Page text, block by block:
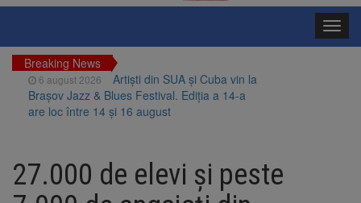
Breaking News
6 august 2026
Artiști din SUA și Cuba vin la
Brașov Jazz & Blues Festival. Ediția a 14-a
are loc între 14 și 16 august
Ucrainei încă 1,4 miliarde de euro din
veniturile activelor rusești înghețate
27.000 de elevi şi peste